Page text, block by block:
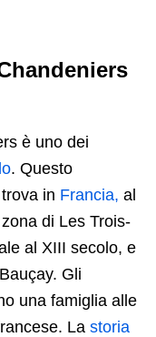
è uno dei
. Questo
in Francia, al
di Les Trois-
al XIII secolo, e
Gli
una famiglia alle
La storia